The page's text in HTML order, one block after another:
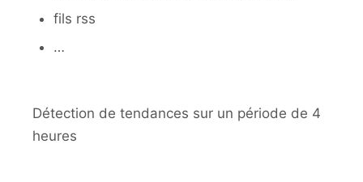
fils rss
…
Détection de tendances sur un période de 4
heures